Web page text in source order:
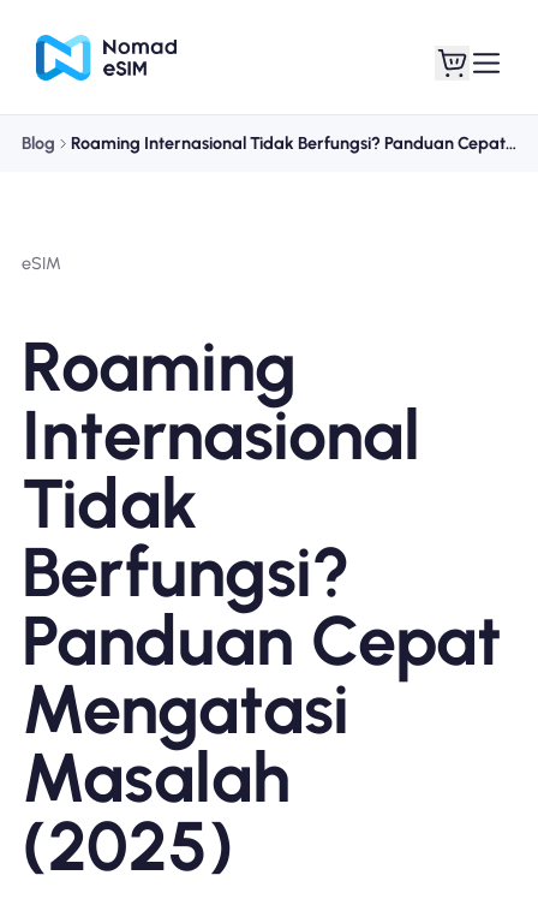
Tentang eSIM
Mengapa Nomad eSIM
Menggunakan eSIM
Untuk bisnis
Blog Roaming Internasional Tidak Berfungsi? Panduan Cepat Mengatasi Masalah (2025)
eSIM
Roaming
Internasional
Tidak
Berfungsi?
Panduan Cepat
Mengatasi
Masalah
(2025)